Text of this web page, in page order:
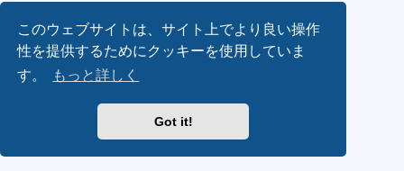
このウェブサイトは、サイト上でより良い操作
性を提供するためにクッキーを使用していま
す。
もっと詳しく
Got it!